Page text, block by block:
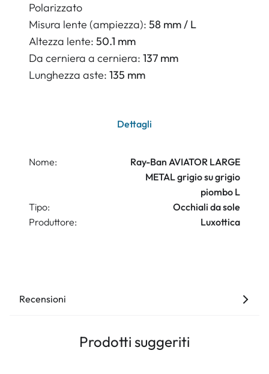
Polarizzato
Misura lente (ampiezza): 58 mm / L
Altezza lente: 50.1 mm
Da cerniera a cerniera: 137 mm
Lunghezza aste: 135 mm
Dettagli
Nome:
Ray-Ban AVIATOR LARGE
METAL grigio su grigio
piombo L
Tipo:
Occhiali da sole
Produttore:
Luxottica
Recensioni
Prodotti suggeriti